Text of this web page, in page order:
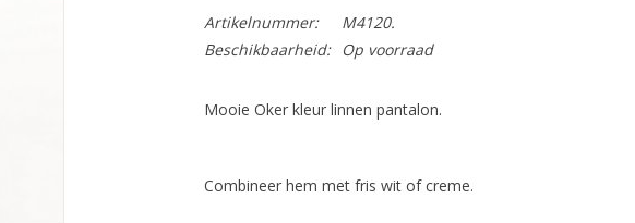
Artikelnummer:
M4120.
Beschikbaarheid:
Op voorraad
Mooie Oker kleur linnen pantalon.
Combineer hem met fris wit of creme.